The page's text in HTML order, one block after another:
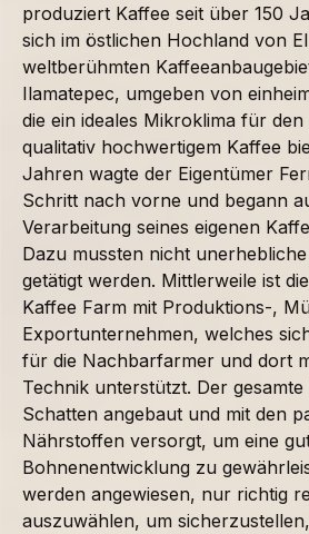
produziert Kaffee seit über 150
sich im östlichen Hochland von
weltberühmten
Ilamatepec, umgeben von
die ein ideales Mikroklima für
qualitativ hochwertigem Kaffee
Jahren wagte der Eigentümer
Schritt nach vorne und begann
Verarbeitung seines eigenen
Dazu mussten nicht
getätigt werden. Mittlerweile ist
Kaffee Farm mit Produktions-,
Exportunternehmen, welches
für die Nachbarfarmer und dort
Technik unterstützt. Der
Schatten angebaut und mit den
Nährstoffen versorgt, um eine
Bohnenentwicklung zu
werden angewiesen, nur richtig
auszuwählen, um